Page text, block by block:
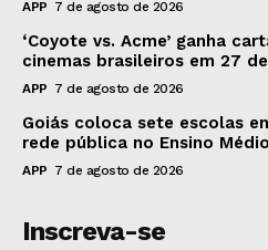
APP 7 de agosto de 2026
‘Coyote vs. Acme’ ganha
cinemas brasileiros em 27
APP 7 de agosto de 2026
Goiás coloca sete escolas
rede pública no Ensino
APP 7 de agosto de 2026
Inscreva-se